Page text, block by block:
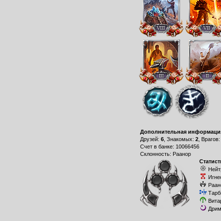
Дополнительная
Друзей: 6, Знакомых: 2, Врагов:
Счет в банке: 10066456
Склонность: Раанор